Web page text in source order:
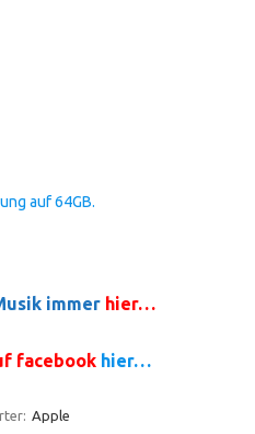
auf 64GB.
immer hier…
facebook hier…
Apple